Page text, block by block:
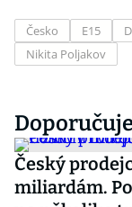
Česko E15
Nikita Poljakov
Český
miliardám.